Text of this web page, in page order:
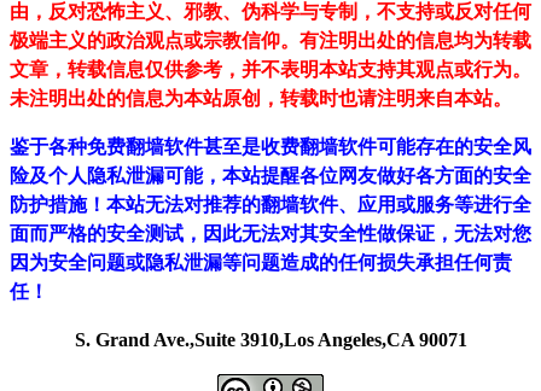
由，反对恐怖主义、邪教、伪科学与专制，不支持或反对任何
极端主义的政治观点或宗教信仰。有注明出处的信息均为转载
文章，转载信息仅供参考，并不表明本站支持其观点或行为。
未注明出处的信息为本站原创，转载时也请注明来自本站。
鉴于各种免费翻墙软件甚至是收费翻墙软件可能存在的安全风
险及个人隐私泄漏可能，本站提醒各位网友做好各方面的安全
防护措施！本站无法对推荐的翻墙软件、应用或服务等进行全
面而严格的安全测试，因此无法对其安全性做保证，无法对您
因为安全问题或隐私泄漏等问题造成的任何损失承担任何责
任！
S. Grand Ave.,Suite 3910,Los Angeles,CA 90071